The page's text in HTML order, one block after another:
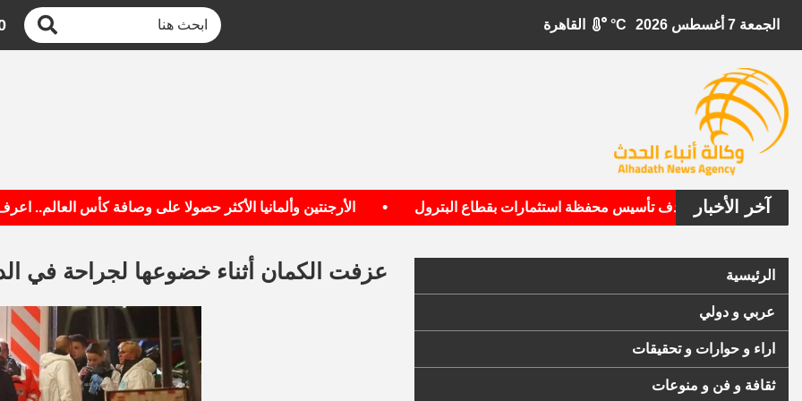
الجمعة 7 أغسطس 2026 °C
آخر الأخبار
الأمريكية تستهدف تأسيس محفظة استثمارات بقطاع البترول الأرجنتين وألمانيا الأكثر حصولا على وصافة كأس العالم.. اعرف
الرئيسية
عربي و دولي
اراء و حوارات و تحقيقات
ثقافة و فن و منوعات
عزفت الكمان أثناء خضوعها لجراحة في